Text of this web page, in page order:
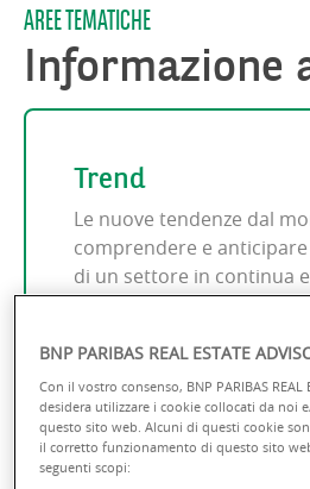
AREE TEMATICHE
Informazione
Trend
Le nuove tendenze dal
comprendere e
di un settore in continua
BNP PARIBAS REAL ESTATE
Con il vostro consenso, BNP PARIBAS REAL
desidera utilizzare i cookie collocati da noi
questo sito web. Alcuni di questi cookie
il corretto funzionamento di questo sito
seguenti scopi: